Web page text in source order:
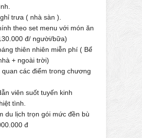
trưa ( nhà sàn ).
theo set menu với món ăn
đ/ người/bữa)
thiên nhiên miễn phí ( Bể
+ ngoài trời)
quan các điểm trong chương
viên suốt tuyến kinh
tình.
du lịch trọn gói mức đền bù
đ